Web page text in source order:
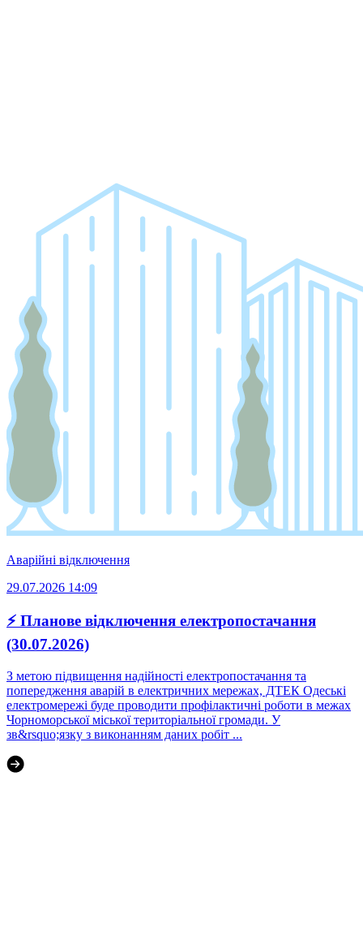
Аварійні відключення
29.07.2026 14:09
⚡ Планове відключення електропостачання
(30.07.2026)
З метою підвищення надійності електропостачання та
попередження аварій в електричних мережах, ДТЕК Одеські
електромережі буде проводити профілактичні роботи в межах
Чорноморської міської територіальної громади. У
зв&rsquo;язку з виконанням даних робіт ...